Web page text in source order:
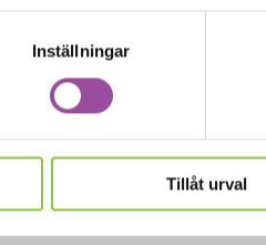
Inställningar
Tillåt urval
hos barn och unga som
En viktig utbildning som
på
Studio III, tydliggörande